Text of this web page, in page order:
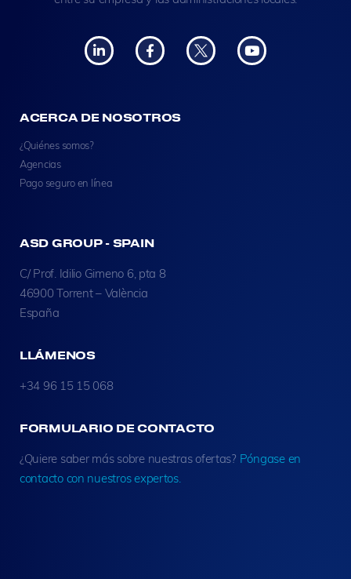
ACERCA DE NOSOTROS
¿Quiénes somos?
Agencias
Pago seguro en línea
ASD GROUP - SPAIN
C/ Prof. Idilio Gimeno 6, pta 8
46900 Torrent – València
España
LLÁMENOS
+34 96 15 15 068
FORMULARIO DE CONTACTO
¿Quiere saber más sobre nuestras ofertas? Póngase en
contacto con nuestros expertos.